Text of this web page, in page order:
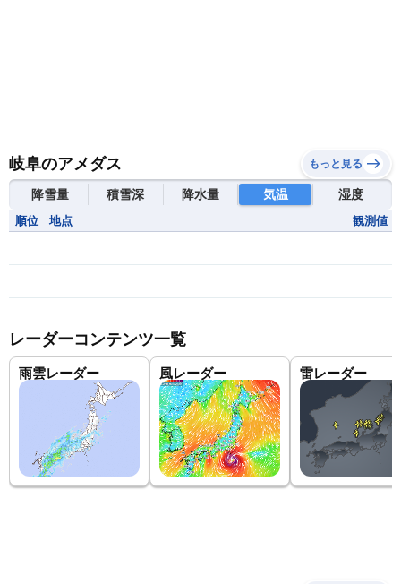
岐阜のアメダス もっと見る
降雪量 積雪深 降水量 気温 湿度
順位 地点 観測値
レーダーコンテンツ一覧
雨雲レーダー 風レーダー 雷レーダー